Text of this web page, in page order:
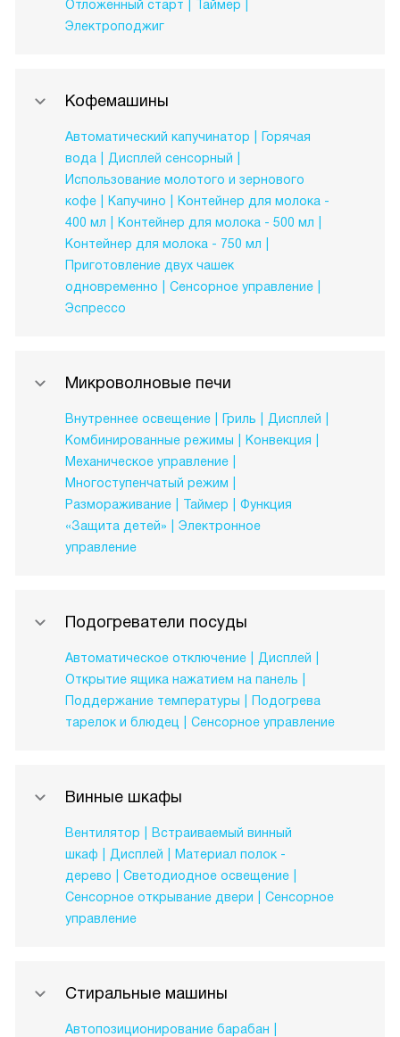
Отложенный старт
Таймер
Электроподжиг
Кофемашины
Автоматический капучинатор
Горячая
вода
Дисплей сенсорный
Использование молотого и зернового
кофе
Капучино
Контейнер для молока -
400 мл
Контейнер для молока - 500 мл
Контейнер для молока - 750 мл
Приготовление двух чашек
одновременно
Сенсорное управление
Эспрессо
Микроволновые печи
Внутреннее освещение Гриль
Дисплей
Комбинированные режимы
Конвекция
Механическое управление
Многоступенчатый режим
Размораживание
Таймер
Функция
«Защита детей»
Электронное
управление
Подогреватели посуды
Автоматическое отключение
Дисплей
Открытие ящика нажатием на панель
Поддержание температуры
Подогрева
тарелок и блюдец
Сенсорное управление
Винные шкафы
Вентилятор
Встраиваемый винный
шкаф
Дисплей
Материал полок -
дерево
Светодиодное освещение
Сенсорное открывание двери
Сенсорное
управление
Стиральные машины
Автопозиционирование барабан